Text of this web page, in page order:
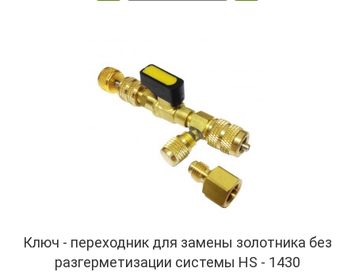
Ключ - переходник для замены золотника без
разгерметизации системы HS - 1430